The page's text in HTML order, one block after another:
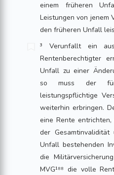
einem früheren
Leistungen von jenem
den früheren Unfall
³ Verunfallt ein
Rentenberechtigter
Unfall zu einer
so muss der
leistungspflichtige
weiterhin erbringen.
eine Rente
der
Unfall bestehenden
die
MVG¹⁸⁸ die volle